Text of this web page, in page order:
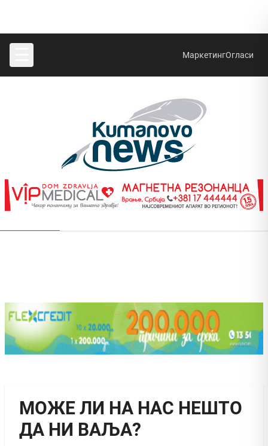
МаркетингОгласи
МОЖЕ ЛИ НА НАС НЕШТО
ДА НИ ВАЉА?